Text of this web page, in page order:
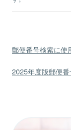
郵便番号検索に使
2025年度版郵便